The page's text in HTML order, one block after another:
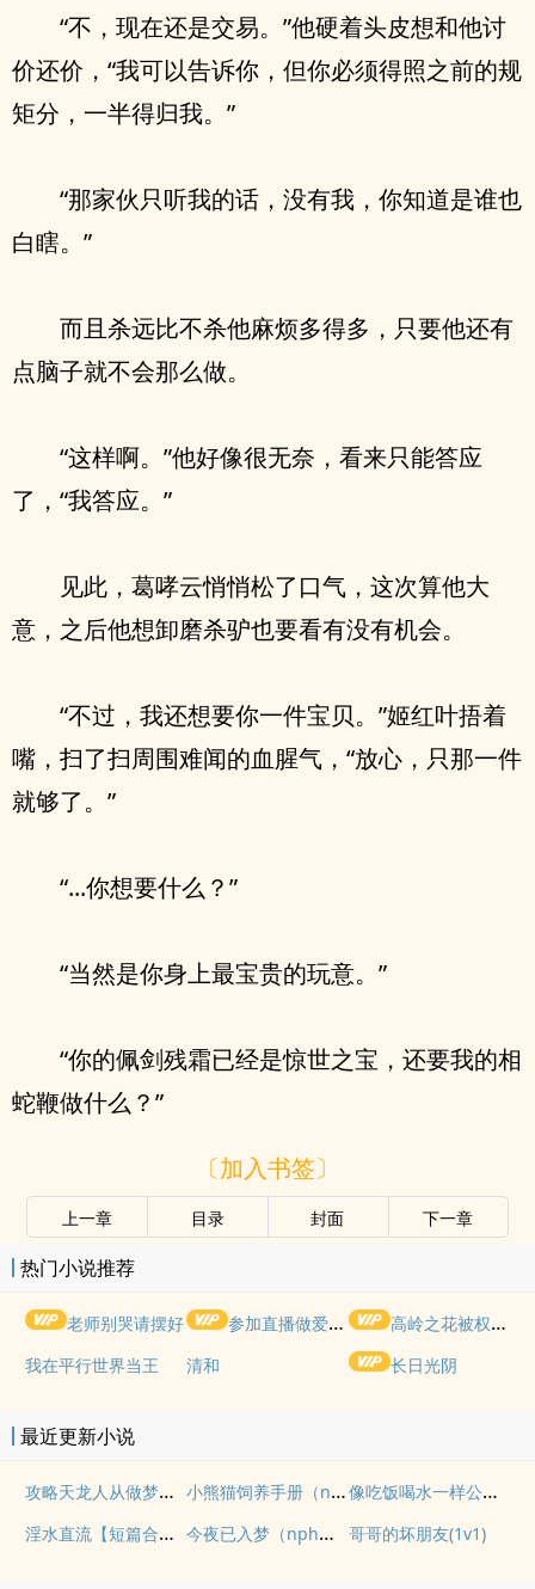
“不，现在还是交易。”他硬着头皮想和他讨
价还价，“我可以告诉你，但你必须得照之前的规
矩分，一半得归我。”
“那家伙只听我的话，没有我，你知道是谁也
白瞎。”
而且杀远比不杀他麻烦多得多，只要他还有
点脑子就不会那么做。
“这样啊。”他好像很无奈，看来只能答应
了，“我答应。”
见此，葛哮云悄悄松了口气，这次算他大
意，之后他想卸磨杀驴也要看有没有机会。
“不过，我还想要你一件宝贝。”姬红叶捂着
嘴，扫了扫周围难闻的血腥气，“放心，只那一件
就够了。”
“...你想要什么？”
“当然是你身上最宝贵的玩意。”
“你的佩剑残霜已经是惊世之宝，还要我的相
蛇鞭做什么？”
〔加入书签〕
上一章 目录 封面 下一章
热门小说推荐
老师别哭请摆好 参加直播做爱综艺后我火了(NPH)
高岭之花被权贵轮了后
我在平行世界当王
清和 长日光阴
最近更新小说
攻略天龙人从做梦开始（np） 小熊猫饲养手册（nph）
像吃饭喝水一样公开肏穴
淫水直流【短篇合集|重口|黄暴|高h|纯肉】
今夜已入梦（nph强制） 哥哥的坏朋友(1v1)